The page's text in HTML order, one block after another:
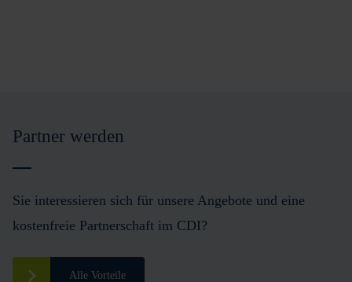
Partner werden
Sie interessieren sich für unsere Angebote und eine
kostenfreie Partnerschaft im CDI?
Alle Vorteile